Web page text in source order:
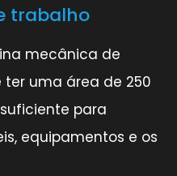
trabalho
mecânica de
uma área de 250
suficiente para
equipamentos e os